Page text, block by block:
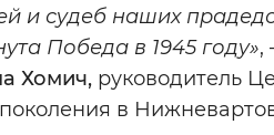
и судеб наших
Победа в 1945 году»,
Хомич, руководитель
в